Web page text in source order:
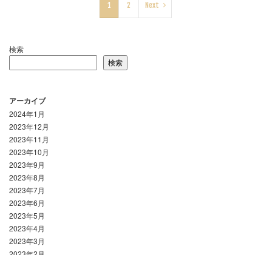
1 2 Next
検索
検索
アーカイブ
2024年1月
2023年12月
2023年11月
2023年10月
2023年9月
2023年8月
2023年7月
2023年6月
2023年5月
2023年4月
2023年3月